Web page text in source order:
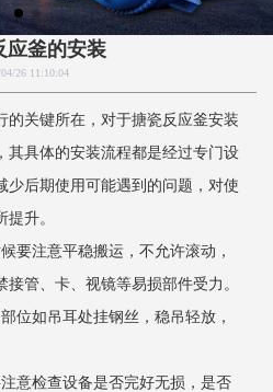
应釜的安装
04/26 11:10:04
关键所在，对于搪瓷反应釜安装
其具体的安装流程都是经过专门设
少后期使用可能遇到的问题，对使
升。
注意平稳搬运，不允许滚动，
管、卡、视镜等易损部件受力。
如吊耳处挂钢丝，稳吊轻放，
检查设备是否完好无损，是否